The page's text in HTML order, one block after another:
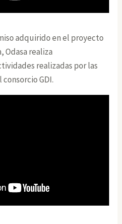
adquirido en el proyecto
Odasa realiza
realizadas por las
GDI.